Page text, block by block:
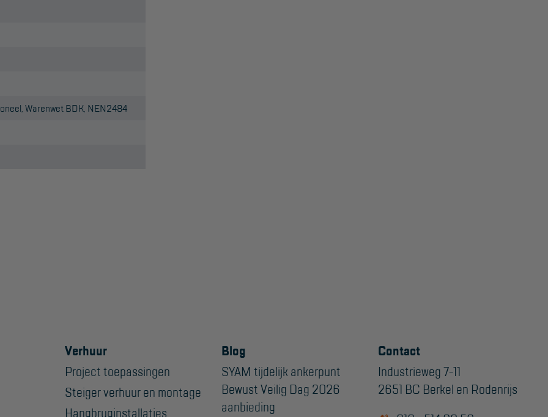
Warenwet BDK, NEN2484
Verhuur
Project toepassingen
Steiger verhuur en montage
Hangbruginstallaties
Blog
SYAM tijdelijk ankerpunt
Bewust Veilig Dag 2026
aanbieding
Contact
Industrieweg 7-11
2651 BC Berkel en Rodenrijs